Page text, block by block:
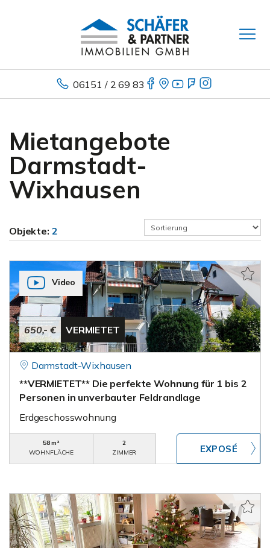
06151 / 2 69 83
Mietangebote
Darmstadt-
Wixhausen
Objekte: 2
650,- € VERMIETET
Video
Darmstadt-Wixhausen
**VERMIETET** Die perfekte Wohnung für 1 bis 2
Personen in unverbauter Feldrandlage
Erdgeschosswohnung
58 m²
WOHNFLÄCHE
2
ZIMMER